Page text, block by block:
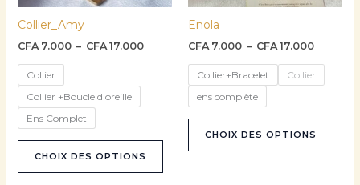
Collier_Amy
CFA7.000 – CFA17.000
Collier
Collier +Boucle d'oreille
Ens Complet
CHOIX DES OPTIONS
être
choisies
page
produit
Enola
CFA 7.000 – CFA 17.000
Collier+Bracelet
Collier
ens complète
CHOIX DES OPTIONS
être